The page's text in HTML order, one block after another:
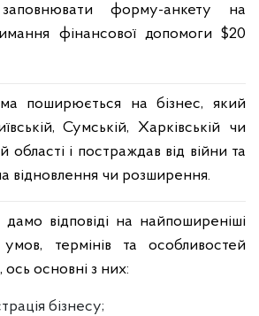
форму-анкету на
фінансової допомоги $20
поширюється на бізнес, який
Сумській, Харківській чи
області і постраждав від війни та
відновлення чи розширення.
дамо відповіді на найпоширеніші
термінів та особливостей
ось основні з них:
бізнесу;